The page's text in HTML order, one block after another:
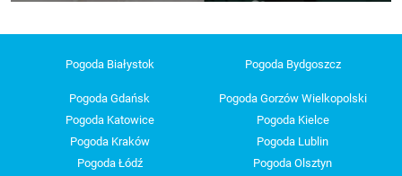
Pogoda Białystok Pogoda Bydgoszcz
Pogoda Gdańsk
Pogoda Gorzów Wielkopolski
Pogoda Katowice
Pogoda Kielce
Pogoda Kraków
Pogoda Lublin
Pogoda Łódź
Pogoda Olsztyn